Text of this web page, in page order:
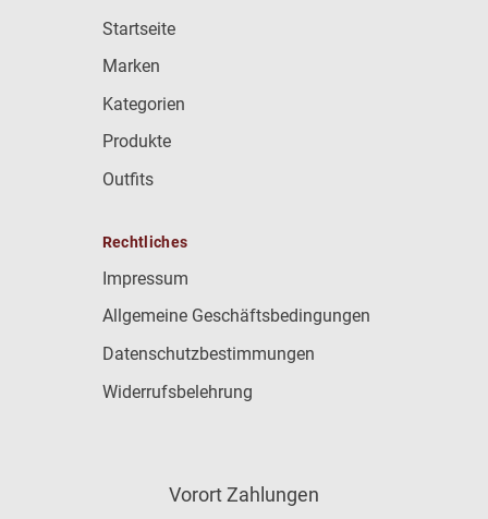
Startseite
Marken
Kategorien
Produkte
Outfits
Rechtliches
Impressum
Allgemeine Geschäftsbedingungen
Datenschutzbestimmungen
Widerrufsbelehrung
Vorort Zahlungen